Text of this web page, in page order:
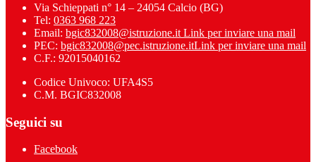
Via Schieppati n° 14 – 24054 Calcio (BG)
Tel: 0363 968 223
Email: bgic832008@istruzione.it Link per inviare una mail
PEC: bgic832008@pec.istruzione.itLink per inviare una mail
C.F.: 92015040162
Codice Univoco: UFA4S5
C.M. BGIC832008
Seguici su
Facebook